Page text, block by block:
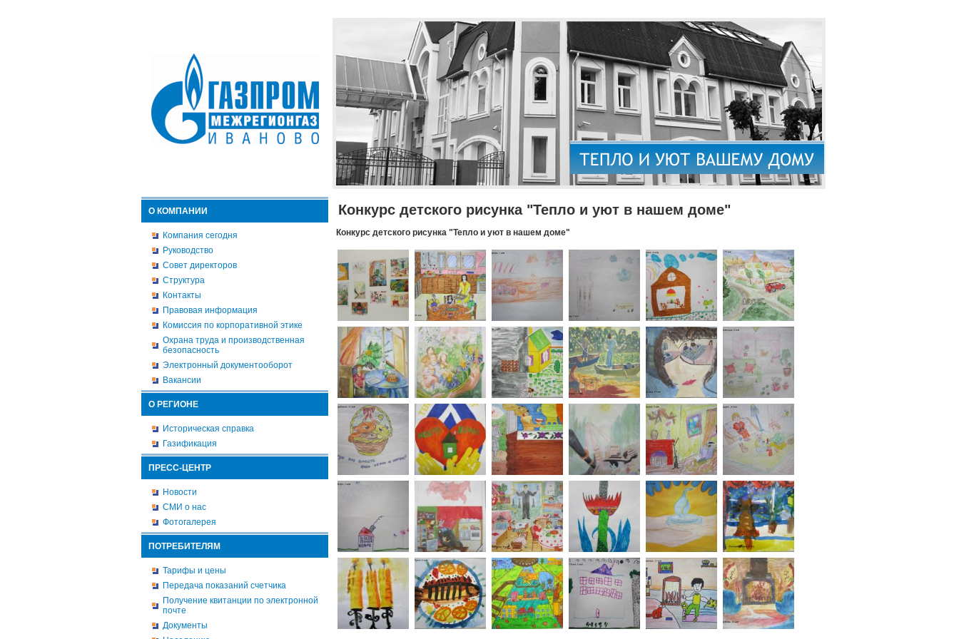
О КОМПАНИИ
Компания сегодня
Руководство
Совет директоров
Структура
Контакты
Правовая информация
Комиссия по корпоративной этике
Охрана труда и производственная
безопасность
Электронный документооборот
Вакансии
О РЕГИОНЕ
Историческая справка
Газификация
ПРЕСС-ЦЕНТР
Новости
СМИ о нас
Фотогалерея
ПОТРЕБИТЕЛЯМ
Тарифы и цены
Передача показаний счетчика
Получение квитанции по электронной
почте
Документы
Конкурс детского рисунка "Тепло и уют в нашем доме"
Конкурс детского рисунка "Тепло и уют в нашем доме"